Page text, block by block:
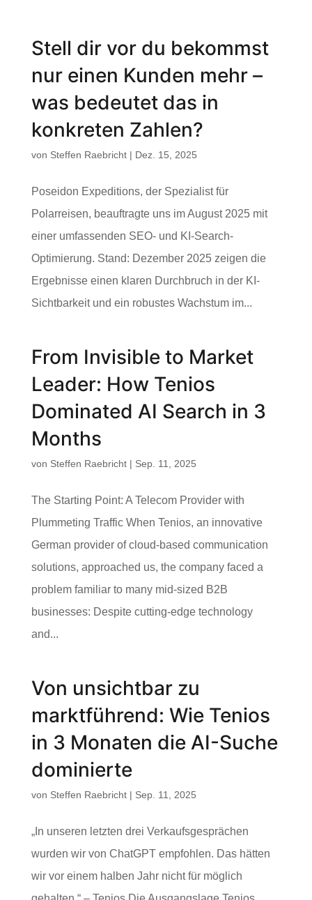
Stell dir vor du bekommst
nur einen Kunden mehr –
was bedeutet das in
konkreten Zahlen?
von Steffen Raebricht| Dez. 15, 2025
Poseidon Expeditions, der Spezialist für
Polarreisen, beauftragte uns im August 2025 mit
einer umfassenden SEO- und KI-Search-
Optimierung. Stand: Dezember 2025 zeigen die
Ergebnisse einen klaren Durchbruch in der KI-
Sichtbarkeit und ein robustes Wachstum im...
From Invisible to Market
Leader: How Tenios
Dominated AI Search in 3
Months
von Steffen Raebricht| Sep. 11, 2025
The Starting Point: A Telecom Provider with
Plummeting Traffic When Tenios, an innovative
German provider of cloud-based communication
solutions, approached us, the company faced a
problem familiar to many mid-sized B2B
businesses: Despite cutting-edge technology
and...
Von unsichtbar zu
marktführend: Wie Tenios
in 3 Monaten die AI-Suche
dominierte
von Steffen Raebricht| Sep. 11, 2025
„In unseren letzten drei Verkaufsgesprächen
wurden wir von ChatGPT empfohlen. Das hätten
wir vor einem halben Jahr nicht für möglich